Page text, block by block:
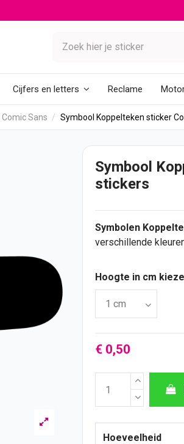
Cijfers en letters Reclame
Sans Symbool Koppelteken sticker
Symbool
stickers
Symbolen
verschillende
Hoogte in cm
€ 0,50
Hoeveelheid